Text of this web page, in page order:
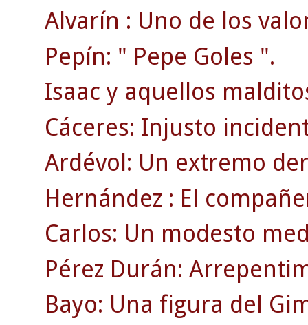
Alvarín : Uno de los
Pepín: " Pepe Goles ".
Isaac y aquellos
Cáceres: Injusto
Ardévol: Un extremo
Hernández : El
Carlos: Un modesto
Pérez Durán:
Bayo: Una figura del